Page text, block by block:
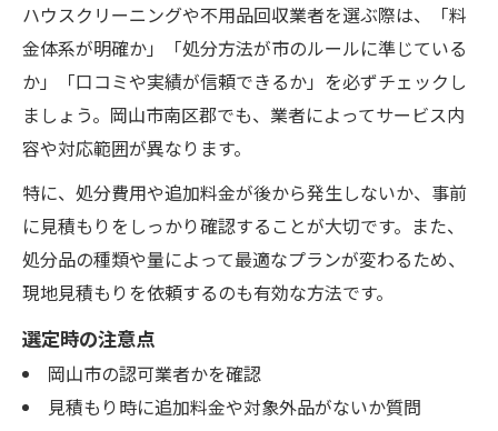
ハウスクリーニングや不用品回収業者を選ぶ際は、「料
金体系が明確か」「処分方法が市のルールに準じている
か」「口コミや実績が信頼できるか」を必ずチェックし
ましょう。岡山市南区郡でも、業者によってサービス内
容や対応範囲が異なります。
特に、処分費用や追加料金が後から発生しないか、事前
に見積もりをしっかり確認することが大切です。また、
処分品の種類や量によって最適なプランが変わるため、
現地見積もりを依頼するのも有効な方法です。
選定時の注意点
岡山市の認可業者かを確認
見積もり時に追加料金や対象外品がないか質問